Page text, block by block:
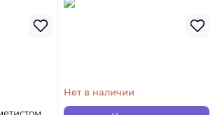
Нет в наличии